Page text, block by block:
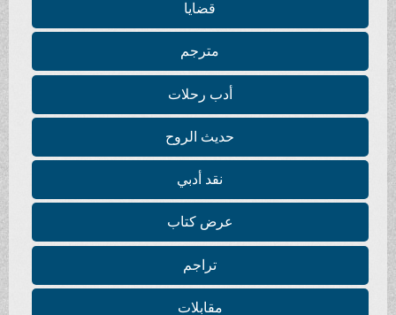
قضايا
مترجم
أدب رحلات
حديث الروح
نقد أدبي
عرض كتاب
تراجم
مقابلات